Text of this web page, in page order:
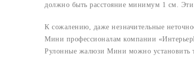
должно быть расстояние минимум 1 см.
К сожалению, даже незначительные
Мини профессионалам компании
Рулонные жалюзи Мини можно установить